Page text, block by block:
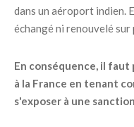
dans un aéroport indien.
échangé ni renouvelé
En conséquence, il
à la France en tenant
s'exposer à une